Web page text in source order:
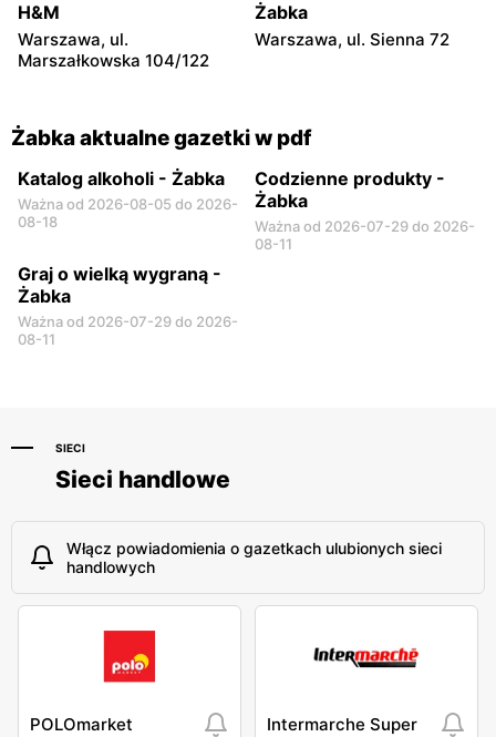
Żabka
Warszawa, ul. Prosta 2/14
Żabka
H&M
Warszawa, ul.
Marszałkowska 104/122
Żabka
Warszawa, ul. Sienna 72
Żabka aktualne gazetki w pdf
Katalog alkoholi - Żabka
Ważna od 2026-08-05 do 2026-
08-18
Codzienne produkty -
Żabka
Ważna od 2026-07-29 do 2026-
08-11
Graj o wielką wygraną -
Żabka
Ważna od 2026-07-29 do 2026-
08-11
SIECI
Sieci handlowe
Włącz powiadomienia o gazetkach ulubionych sieci
handlowych
POLOmarket Intermarche Super